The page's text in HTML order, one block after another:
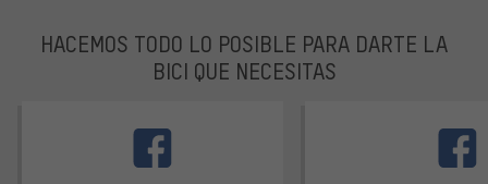
HACEMOS TODO LO POSIBLE PARA DARTE LA
BICI QUE NECESITAS